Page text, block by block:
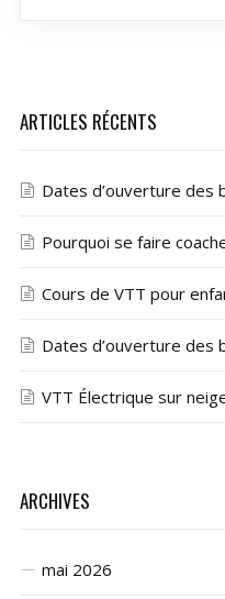
ARTICLES RÉCENTS
Dates d’ouverture des
Pourquoi se faire
Cours de VTT pour
Dates d’ouverture des
VTT Électrique sur
ARCHIVES
mai 2026